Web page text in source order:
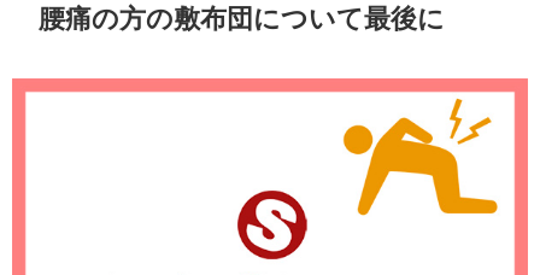
腰痛の方の敷布団について最後に